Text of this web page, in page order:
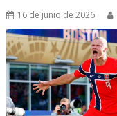
16 de junio de 2026